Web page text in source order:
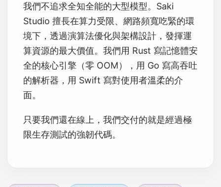
我們不追求全知全能的大型模型。Saki
Studio 擅長在算力受限、網路頻寬吃緊的環
境下，透過演算法優化與架構設計，發揮運
算資源的最大價值。我們用 Rust 寫記憶體安
全的核心引擎（零 OOM），用 Go 寫高吞吐
的解析器，用 Swift 寫對使用者溫柔的介
面。
只要我們還在線上，我們交付的就是經過極
限生存測試的強韌代碼。